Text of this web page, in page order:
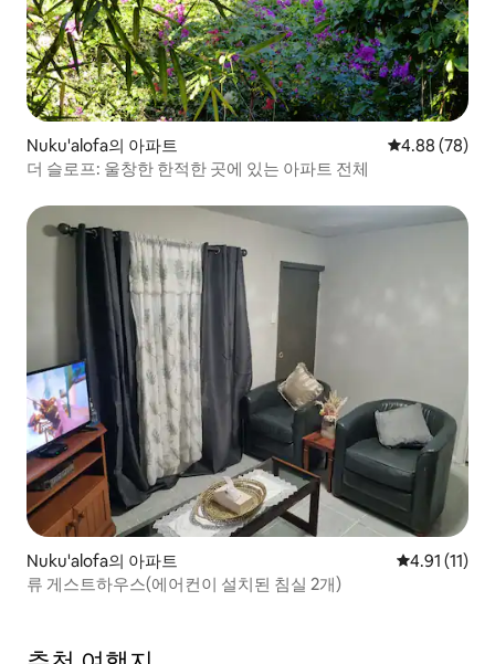
Nuku'alofa의 아파트 평점 4.88점(5
4.88 (78)
더 슬로프: 울창한 한적한 곳에 있는 아파트 전체
Nuku'alofa의 아파트 평점 4.91점
4.91 (11)
류 게스트하우스(에어컨이 설치된 침실 2개)